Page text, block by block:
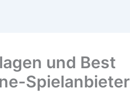
und Best
Spielanbieter